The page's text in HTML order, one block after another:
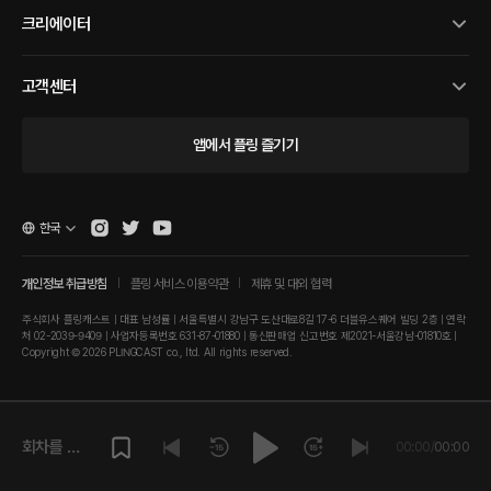
크리에이터
고객센터
앱에서 플링 즐기기
개인정보 취급방침 플링 서비스 이용약관 제휴 및 대외 협력
주식회사 플링캐스트 | 대표 남성률 | 서울특별시 강남구 도산대로8길 17-6 더블유스퀘어 빌딩 2층 | 연락
처 02-2039-9409 | 사업자등록번호 631-87-01880 | 통신판매업 신고번호 제2021-서울강남-01810호 |
Copyright © 2026 PLINGCAST co., ltd. All rights reserved.
한국
회차를 재
00:00/00:00